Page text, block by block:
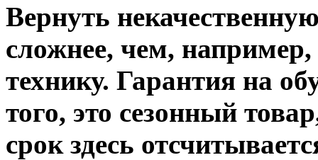
Вернуть
сложнее, чем,
технику. Гарантия на
того, это сезонный
срок здесь